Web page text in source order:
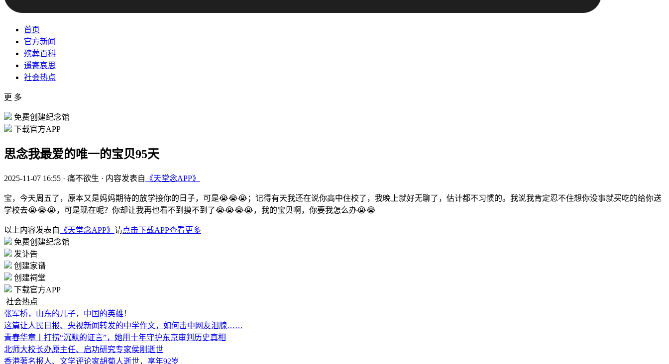
首页
官方新闻
殡葬百科
遥寄哀思
社会热点
更 多
免费创建纪念馆
下载官方APP
思念我最爱的唯一的宝贝95天
2025-11-07 16:55 · 痛不欲生 · 内容发表自 《天堂念APP》
宝，今天周五了，原本又是妈妈期待的放学接你的日子，可是😭😭😭；记得有天我还在说你高中住校了，我晚上就好无聊了，估计都不习惯的。我说我肯定忍不住想你没事就买吃的给你送
学校去😭😭😭，可是现在呢？你却让我再也看不到摸不到了😭😭😭😭，我的宝贝啊，你要我怎么办😭😭
以上内容发表自 《天堂念APP》 请点击下载APP查看更多
免费创建纪念馆
发讣告
创建家谱
创建祠堂
下载官方APP
社会热点
张军桥，山东的儿子，中国的英雄！
这篇让人民日报、央视新闻转发的中学作文，如何击中网友泪腺……
青春华章丨打捞“沉默的证言”，她用十年守护东京审判历史真相
北师大校长办原主任、启功研究专家侯刚逝世
香港著名报人、文学评论家胡菊人逝世，享年92岁